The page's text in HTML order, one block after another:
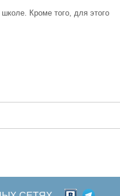
Кроме того, для этого